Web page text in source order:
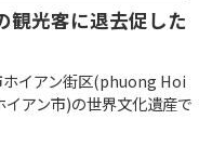
観光客に退去促した
イアン街区(phuong Hoi
アン市)の世界文化遺産で